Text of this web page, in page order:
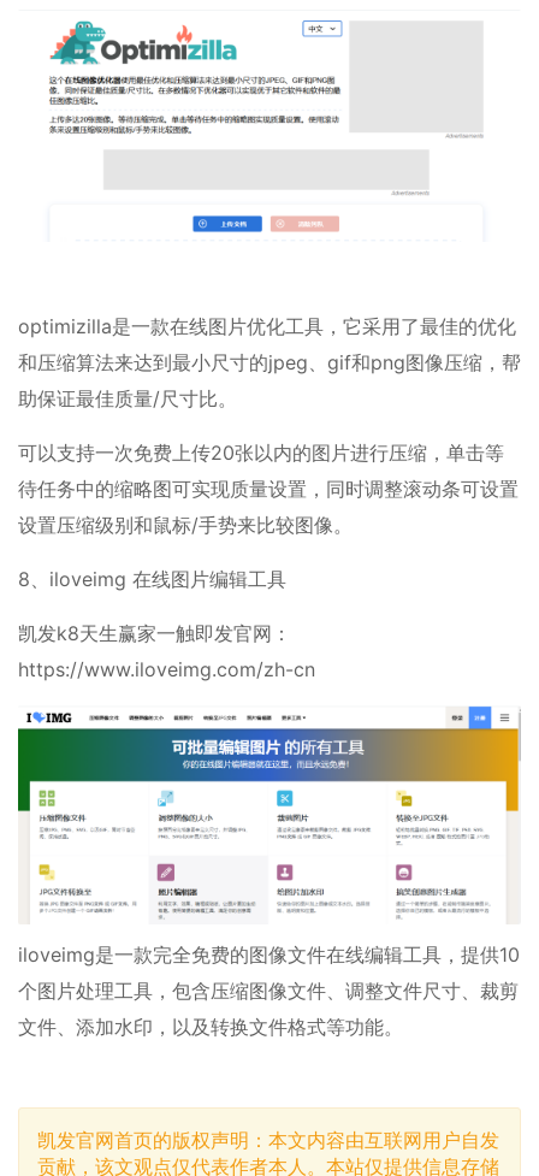
optimizilla是一款在线图片优化工具，它采用了最佳的优化
和压缩算法来达到最小尺寸的jpeg、gif和png图像压缩，帮
助保证最佳质量/尺寸比。
可以支持一次免费上传20张以内的图片进行压缩，单击等
待任务中的缩略图可实现质量设置，同时调整滚动条可设置
设置压缩级别和鼠标/手势来比较图像。
8、iloveimg 在线图片编辑工具
凯发k8天生赢家一触即发官网：
https://www.iloveimg.com/zh-cn
iloveimg是一款完全免费的图像文件在线编辑工具，提供10
个图片处理工具，包含压缩图像文件、调整文件尺寸、裁剪
文件、添加水印，以及转换文件格式等功能。
凯发官网首页的版权声明：本文内容由互联网用户自发
贡献，该文观点仅代表作者本人。本站仅提供信息存储